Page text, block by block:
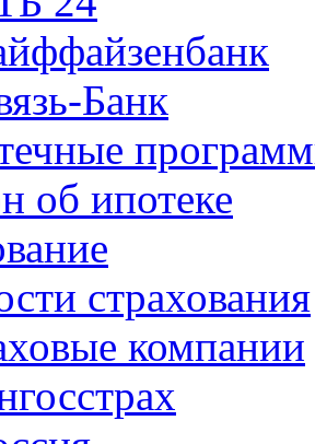
Банк
об ипотеке
страхования
компании